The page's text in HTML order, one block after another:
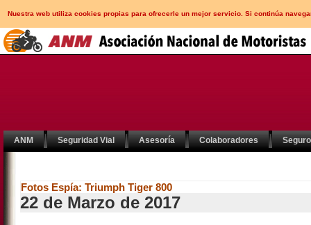
Nuestra web utiliza cookies propias para ofrecerle un mejor servicio. Si continúa
ANM Seguridad Vial Asesoría Colaboradores
Fotos Espía: Triumph Tiger 800
22 de Marzo de 2017